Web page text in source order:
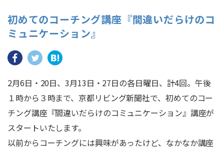
初めてのコーチング講座『間違いだらけのコ
ミュニケーション』
2月6日・20日、3月13日・27日の各日曜日、計4回。午後
１時から３時まで、京都リビング新聞社で、初めてのコー
チング講座『間違いだらけのコミュニケーション』講座が
スタートいたします。
以前からコーチングには興味があったけど、なかなか講座